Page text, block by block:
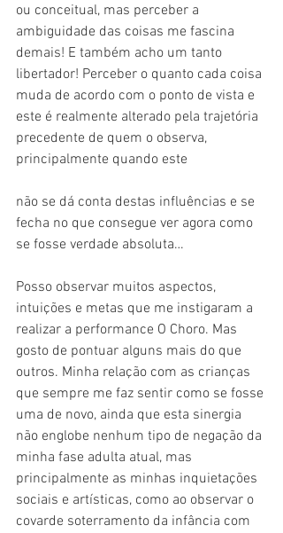
ou conceitual, mas perceber a
ambiguidade das coisas me fascina
demais! E também acho um tanto
libertador! Perceber o quanto cada coisa
muda de acordo com o ponto de vista e
este é realmente alterado pela trajetória
precedente de quem o observa,
principalmente quando este
não se dá conta destas influências e se
fecha no que consegue ver agora como
se fosse verdade absoluta…
Posso observar muitos aspectos,
intuições e metas que me instigaram a
realizar a performance O Choro. Mas
gosto de pontuar alguns mais do que
outros. Minha relação com as crianças
que sempre me faz sentir como se fosse
uma de novo, ainda que esta sinergia
não englobe nenhum tipo de negação da
minha fase adulta atual, mas
principalmente as minhas inquietações
sociais e artísticas, como ao observar o
covarde soterramento da infância com